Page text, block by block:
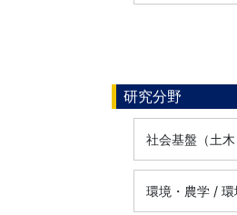
研究分野
社会基盤（土
環境・農学 /